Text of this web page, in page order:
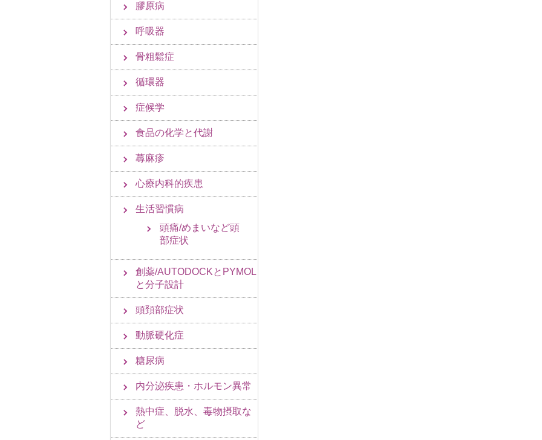
膠原病
呼吸器
骨粗鬆症
循環器
症候学
食品の化学と代謝
蕁麻疹
心療内科的疾患
生活習慣病
頭痛/めまいなど頭
部症状
創薬/AUTODOCKとPYMOL
と分子設計
頭頚部症状
動脈硬化症
糖尿病
内分泌疾患・ホルモン異常
熱中症、脱水、毒物摂取な
ど